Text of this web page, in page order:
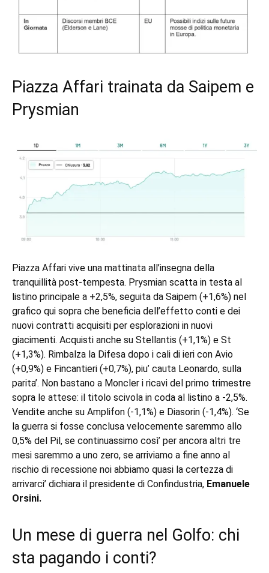
Piazza Affari trainata da Saipem e
Prysmian
Piazza Affari vive una mattinata all’insegna della
tranquillità post-tempesta. Prysmian scatta in testa al
listino principale a +2,5%, seguita da Saipem (+1,6%) nel
grafico qui sopra che beneficia dell’effetto conti e dei
nuovi contratti acquisiti per esplorazioni in nuovi
giacimenti. Acquisti anche su Stellantis (+1,1%) e St
(+1,3%). Rimbalza la Difesa dopo i cali di ieri con Avio
(+0,9%) e Fincantieri (+0,7%), piu’ cauta Leonardo, sulla
parita’. Non bastano a Moncler i ricavi del primo trimestre
sopra le attese: il titolo scivola in coda al listino a -2,5%.
Vendite anche su Amplifon (-1,1%) e Diasorin (-1,4%). ‘Se
la guerra si fosse conclusa velocemente saremmo allo
0,5% del Pil, se continuassimo così’ per ancora altri tre
mesi saremmo a uno zero, se arriviamo a fine anno al
rischio di recessione noi abbiamo quasi la certezza di
arrivarci’ dichiara il presidente di Confindustria, Emanuele
Orsini.
Un mese di guerra nel Golfo: chi
sta pagando i conti?